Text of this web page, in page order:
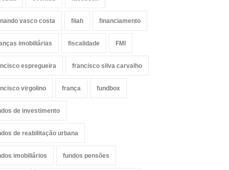
vasco costa fiiah financiamento
imobiliárias fiscalidade FMI
espregueira francisco silva carvalho
virgolino frança fundbox
de investimento
de reabilitação urbana
imobiliários fundos pensões